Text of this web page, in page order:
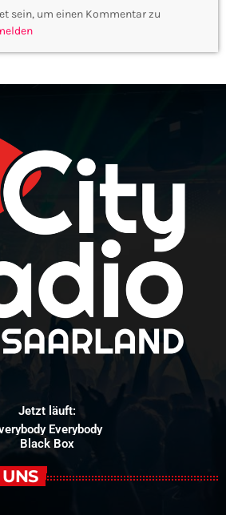
sein, um einen Kommentar zu
Jetzt läuft:
Everybody
Black Box